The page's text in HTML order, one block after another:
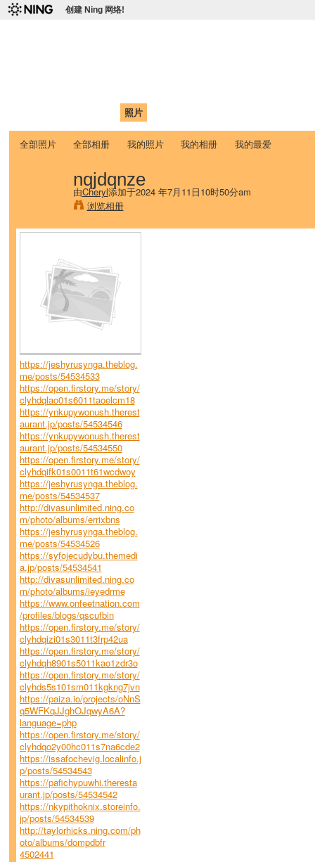
创建 Ning 网络!
照片
全部照片 全部相册 我的照片 我的相册 我的最爱
nqjdqnze
由Cheryl添加于2024 年7月11日10时50分am
浏览相册
https://jeshyrusynga.theblog.
me/posts/54534533
https://open.firstory.me/story/
clyhdqlao01s6011taoelcm18
https://ynkupywonush.therest
aurant.jp/posts/54534546
https://ynkupywonush.therest
aurant.jp/posts/54534550
https://open.firstory.me/story/
clyhdqifk01s0011t61wcdwoy
https://jeshyrusynga.theblog.
me/posts/54534537
http://divasunlimited.ning.co
m/photo/albums/errixbns
https://jeshyrusynga.theblog.
me/posts/54534526
https://syfojecudybu.themedi
a.jp/posts/54534541
http://divasunlimited.ning.co
m/photo/albums/ieyedrme
https://www.onfeetnation.com
/profiles/blogs/qscufbin
https://open.firstory.me/story/
clyhdqizi01s3011t3frp42ua
https://open.firstory.me/story/
clyhdqh8901s5011kao1zdr3o
https://open.firstory.me/story/
clyhds5s101sm011kgkng7jvn
https://paiza.io/projects/oNnS
q5WFKqJJghOJqwyA6A?
language=php
https://open.firstory.me/story/
clyhdqo2y00hc011s7na6cde2
https://issafochevig.localinfo.j
p/posts/54534543
https://pafichypuwhi.theresta
urant.jp/posts/54534542
https://nkypithoknix.storeinfo.
jp/posts/54534539
http://taylorhicks.ning.com/ph
oto/albums/dompdbfr
4502441